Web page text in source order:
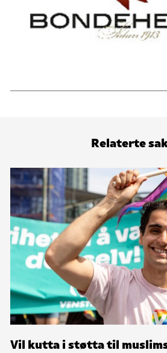
Relaterte
Vil kutta i støtta til